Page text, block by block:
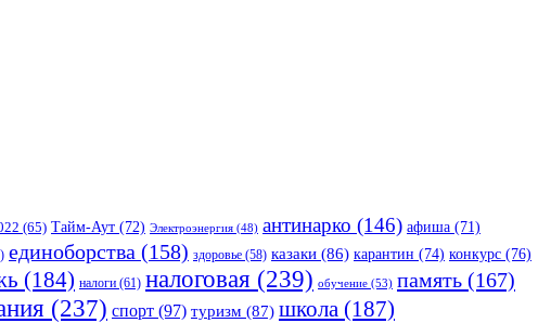
(65) Тайм-Аут (72) Электроэнергия (48) антинарко (146) афиша (71)
единоборства (158) здоровье (58) казаки (86) карантин (74) конкурс (76)
(184) налоги (61) налоговая (239) обучение (53) память (167)
(237) спорт (97) туризм (87) школа (187)